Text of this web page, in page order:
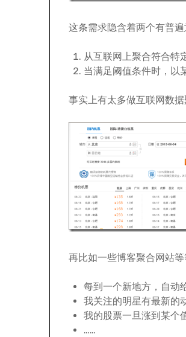
这条需求隐含着两个有普遍
从互联网上聚合符合特
当满足阈值条件时，以
事实上有太多做互联网数
再比如一些博客聚合网站
每到一个新地方，自动
我关注的明星有最新的
我的股票一旦涨到某个
……